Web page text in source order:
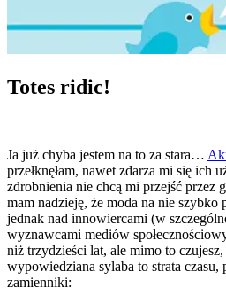
Totes ridic!
Ja już chyba jestem na to za stara…
przełknęłam, nawet zdarza mi się ich
zdrobnienia nie chcą mi przejść przez
mam nadzieję, że moda na nie szybko
jednak nad innowiercami (w
wyznawcami mediów
niż trzydzieści lat, ale mimo to
wypowiedziana sylaba to strata czasu,
zamienniki: